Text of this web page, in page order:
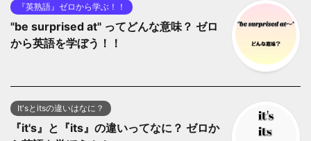
『英熟語』ゼロから学ぶ！！
"be surprised at" ってどんな意味？ ゼロ
から英語を学ぼう！！
It'sとitsの違いはなに？
『it's』と『its』の違いってなに？ ゼロか